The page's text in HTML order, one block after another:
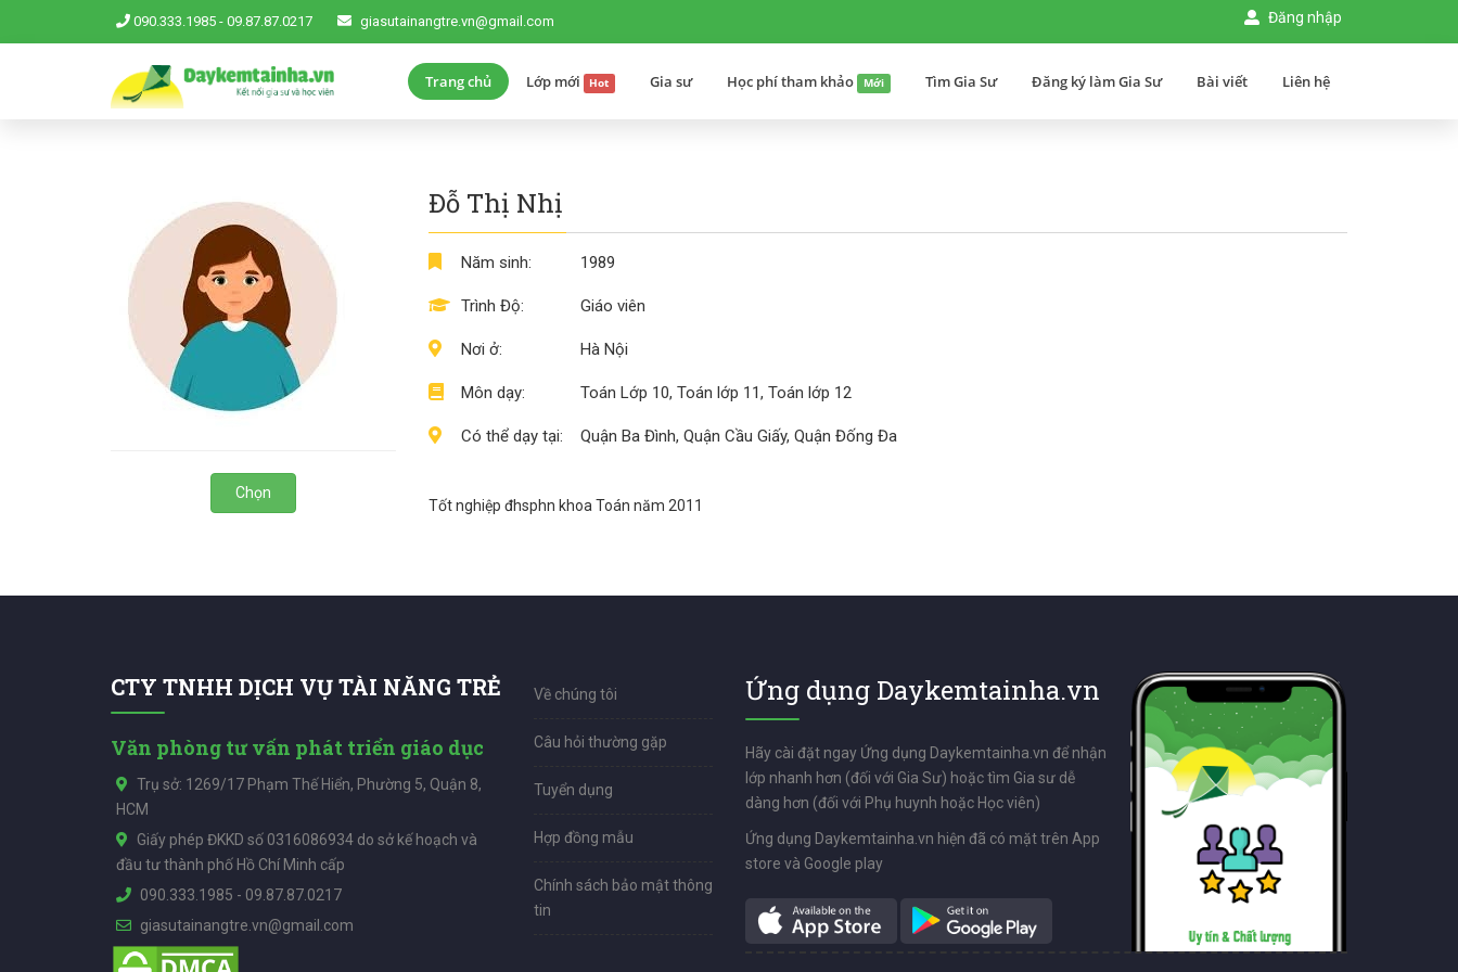
090.333.1985 - 09.87.87.0217 giasutainangtre.vn@gmail.com Đăng nhập
Trang chủ Lớp mới Hot Gia sư Học phí tham khảo Mới Tìm Gia Sư Đăng ký làm Gia Sư Bài viết Liên hệ
Chọn
Đỗ Thị Nhị
Năm sinh:
Trình Độ:
Nơi ở:
Môn dạy:
Có thể dạy tại:
1989
Giáo viên
Hà Nội
Toán Lớp 10, Toán lớp 11, Toán lớp 12
Quận Ba Đình, Quận Cầu Giấy, Quận Đống Đa
Tốt nghiệp đhsphn khoa Toán năm 2011
CTY TNHH DỊCH VỤ TÀI NĂNG TRẺ
Văn phòng tư vấn phát triển giáo dục
Trụ sở: 1269/17 Phạm Thế Hiển, Phường 5, Quận 8,
HCM
Giấy phép ĐKKD số 0316086934 do sở kế hoạch và
đầu tư thành phố Hồ Chí Minh cấp
090.333.1985 - 09.87.87.0217
giasutainangtre.vn@gmail.com
Về chúng tôi
Câu hỏi thường gặp
Tuyển dụng
Hợp đồng mẫu
Chính sách bảo mật thông
tin
Ứng dụng Daykemtainha.vn
Hãy cài đặt ngay Ứng dụng Daykemtainha.vn để nhận
lớp nhanh hơn (đối với Gia Sư) hoặc tìm Gia sư dễ
dàng hơn (đối với Phụ huynh hoặc Học viên)
Ứng dụng Daykemtainha.vn hiện đã có mặt trên App
store và Google play